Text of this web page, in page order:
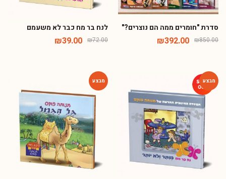
סדרת "חומרים ממה הם נוצרים?"
₪850.00
₪392.00
לנח בר מח כבר לא משעמם
₪72.00
₪39.00
אישור קבלת דיוור ועדכונים באמצעות אימייל או
הודעות סמס